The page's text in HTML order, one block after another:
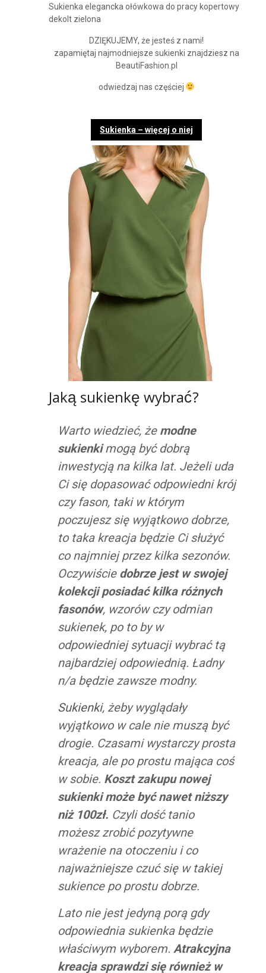
Sukienka elegancka ołówkowa do pracy kopertowy
dekolt zielona
DZIĘKUJEMY, że jesteś z nami!
zapamiętaj najmodniejsze sukienki znajdziesz na
BeautiFashion.pl
odwiedzaj nas częściej
Sukienka – więcej o niej
Jaką sukienkę wybrać?
Warto wiedzieć, że modne
sukienkimogą być dobrą
inwestycją na kilka lat. Jeżeli uda
Ci się dopasować odpowiedni krój
czy fason, taki w którym
poczujesz się wyjątkowo dobrze,
to taka kreacja będzie Ci służyć
co najmniej przez kilka sezonów.
Oczywiście dobrze jest w swojej
kolekcji posiadać kilka różnych
fasonów, wzorów czy odmian
sukienek, po to by w
odpowiedniej sytuacji wybrać tą
najbardziej odpowiednią. Ładny
n/a będzie zawsze modny.
Sukienki, żeby wyglądały
wyjątkowo w cale nie muszą być
drogie. Czasami wystarczy prosta
kreacja, ale po prostu mająca coś
w sobie. Koszt zakupu nowej
sukienki może być nawet niższy
niż 100zł. Czyli dość tanio
możesz zrobić pozytywne
wrażenie na otoczeniu i co
najważniejsze czuć się w takiej
sukience po prostu dobrze.
Lato nie jest jedyną porą gdy
odpowiednia sukienka będzie
właściwym wyborem. Atrakcyjna
kreacja sprawdzi się również w